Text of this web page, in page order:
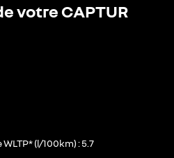
votre CAPTUR
(l/100km) 5.7